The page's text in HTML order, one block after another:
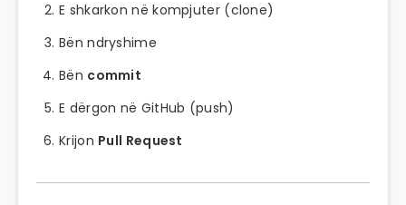
E shkarkon në kompjuter (clone)
Bën ndryshime
Bën commit
E dërgon në GitHub (push)
Krijon Pull Request